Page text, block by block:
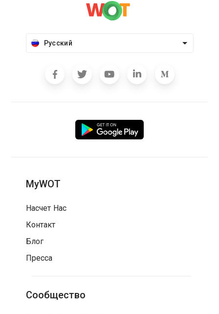
Русский
MyWOT
Насчет Нас
Контакт
Блог
Пресса
Сообщество